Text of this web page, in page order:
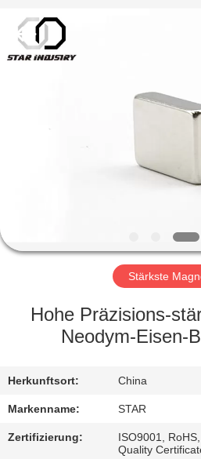
PRODUKTE
FABRIK-
TRETEN
SIE
MIT
2020
magnetsassembly.com.
All
Stärkste
Hohe Präzisions-
Neodym-Eisen-
Herkunftsort: China
Markenname: STAR
Zertifizierung:
ISO9001,
Quality